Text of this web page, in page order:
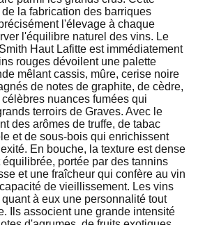
la fabrication des barriques
l'élevage à chaque
l'équilibre naturel des vins. Le
Haut Lafitte est immédiatement
rouges dévoilent une palette
mêlant cassis, mûre, cerise noire
de notes de graphite, de cèdre,
nuances fumées qui
terroirs de Graves. Avec le
des arômes de truffe, de tabac
et de sous-bois qui enrichissent
En bouche, la texture est dense
portée par des tannins
et une fraîcheur qui confère au vin
de vieillissement. Les vins
à eux une personnalité tout
Ils associent une grande intensité